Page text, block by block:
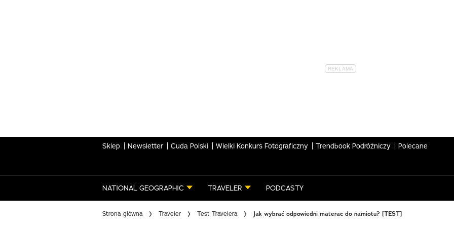
Sklep Newsletter Cuda Polski Wielki Konkurs Fotograficzny Trendbook Podróżniczy Polecane
NATIONAL GEOGRAPHIC TRAVELER PODCASTY
Strona główna Traveler Test Travelera Jak wybrać odpowiedni materac do namiotu? [TEST]